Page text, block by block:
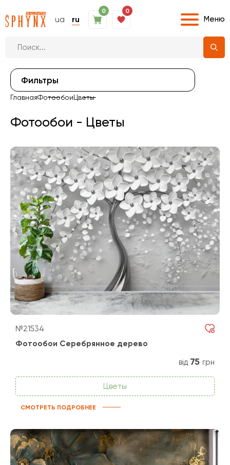
ua ru
0 0
Меню
Фильтры
ГлавнаяФотообоиЦветы
Фотообои - Цветы
№21534
Фотообои Серебрянное дерево
від 75 грн
Цветы
СМОТРЕТЬ ПОДРОБНЕЕ